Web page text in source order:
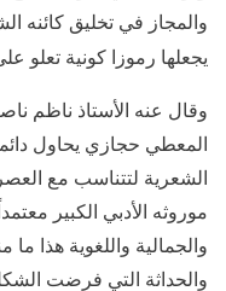
والمجاز في تخليق كائنه
يجعلها رموزا كونية تعلو
وقال عنه الأستاذ ناظم
المعطي حجازي يحاول
الشعرية لتتناسب مع
موروثه الأدبي الكبير
والجمالية واللغوية هذا
والحداثة التي فرضت